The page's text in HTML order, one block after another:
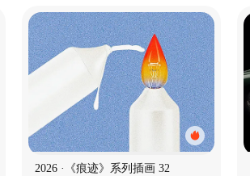
2026 ·《痕迹》系列插画 32